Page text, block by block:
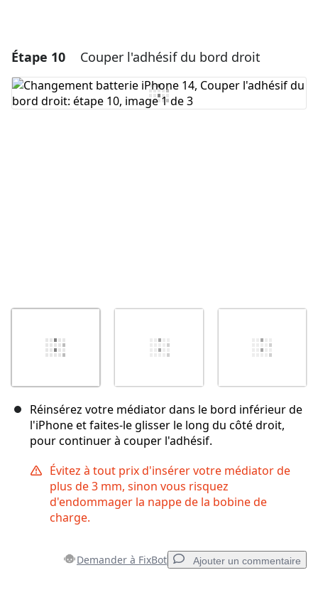
Étape 10 Couper l'adhésif du bord droit
Réinsérez votre médiator dans le bord inférieur de
l'iPhone et faites-le glisser le long du côté droit,
pour continuer à couper l'adhésif.
Évitez à tout prix d'insérer votre médiator de
plus de 3 mm, sinon vous risquez
d'endommager la nappe de la bobine de
charge.
Demander à FixBot Ajouter un commentaire